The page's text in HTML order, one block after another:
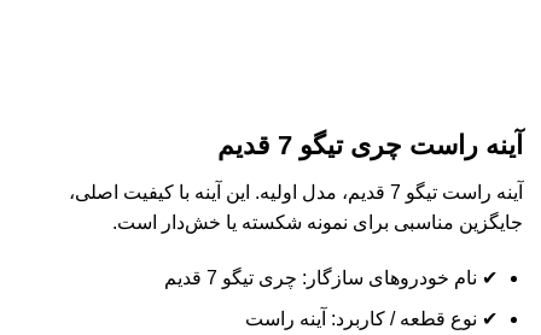
آینه راست چری تیگو 7 قدیم
آینه راست تیگو 7 قدیم، مدل اولیه. این آینه با کیفیت اصلی،
جایگزین مناسبی برای نمونه شکسته یا خش‌دار است.
✔ نام خودروهای سازگار: چری تیگو 7 قدیم
✔ نوع قطعه / کاربرد: آینه راست